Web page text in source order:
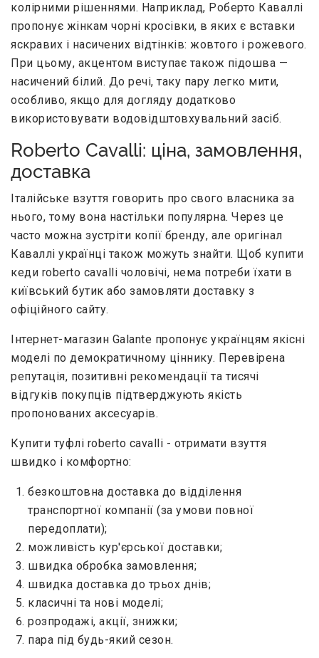
колірними рішеннями. Наприклад, Роберто Каваллі
пропонує жінкам чорні кросівки, в яких є вставки
яскравих і насичених відтінків: жовтого і рожевого.
При цьому, акцентом виступає також підошва —
насичений білий. До речі, таку пару легко мити,
особливо, якщо для догляду додатково
використовувати водовідштовхувальний засіб.
Roberto Cavalli: ціна, замовлення,
доставка
Італійське взуття говорить про свого власника за
нього, тому вона настільки популярна. Через це
часто можна зустріти копії бренду, але оригінал
Каваллі українці також можуть знайти. Щоб купити
кеди roberto cavalli чоловічі, нема потреби їхати в
київський бутик або замовляти доставку з
офіційного сайту.
Інтернет-магазин Galante пропонує українцям якісні
моделі по демократичному ціннику. Перевірена
репутація, позитивні рекомендації та тисячі
відгуків покупців підтверджують якість
пропонованих аксесуарів.
Купити туфлі roberto cavalli - отримати взуття
швидко і комфортно:
безкоштовна доставка до відділення
транспортної компанії (за умови повної
передоплати);
можливість кур'єрської доставки;
швидка обробка замовлення;
швидка доставка до трьох днів;
класичні та нові моделі;
розпродажі, акції, знижки;
пара під будь-який сезон.